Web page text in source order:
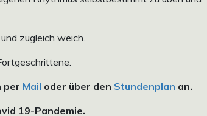
zugleich weich.
per Mail oder über den Stundenplan an.
19-Pandemie.